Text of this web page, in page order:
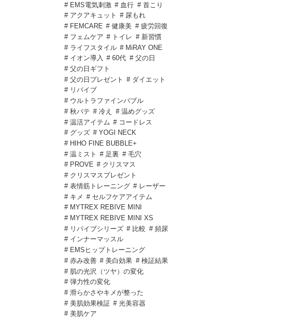
# EMS電気刺激 # 血行 # 首こり
# アクアキュット
# 尿もれ
# FEMCARE # 健康美 # 疲労回復
# フェムケア # トイレ # 新習慣
# ライフスタイル # MiRAY ONE
# イオン導入 # 60代 # 父の日
# 父の日ギフト
# 父の日プレゼント
# ダイエット
# リバイブ
# ウルトラファインバブル
# 秋バテ # 冷え
# 温めグッズ
# 温活アイテム # コードレス
# グッズ # YOGI NECK
# HIHO FINE BUBBLE+
# 温ミスト
# 足裏 # 毛穴
# PROVE # クリスマス
# クリスマスプレゼント
# 表情筋トレーニング # レーザー
# キメ # セルフケアアイテム
# MYTREX REBIVE MINI
# MYTREX REBIVE MINI XS
# リバイブシリーズ # 比較 # 頻尿
# インナーマッスル
# EMSヒップトレーニング
# 赤み改善 # 美白効果 # 検証結果
# 肌の光沢（ツヤ）の変化
# 弾力性の変化
# 滑らかさやキメが整った
# 美肌効果検証 # 光美容器
# 美肌ケア